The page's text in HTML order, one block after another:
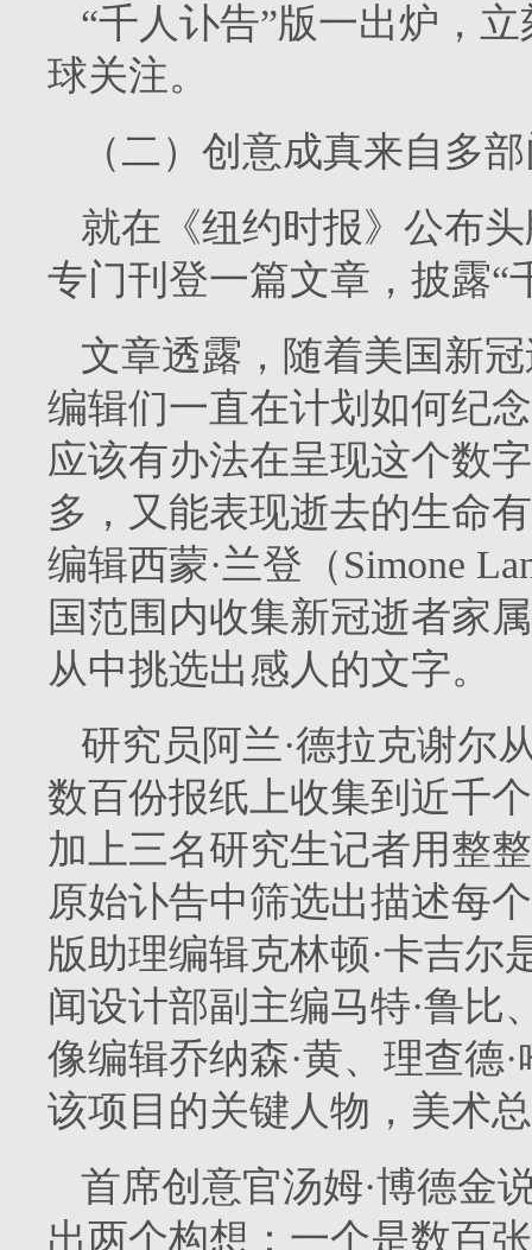
“千人讣告”版一出炉，
球关注。
（二）创意成真来自多
就在《纽约时报》公布
专门刊登一篇文章，披露“
文章透露，随着美国新
编辑们一直在计划如何纪
应该有办法在呈现这个数
多，又能表现逝去的生命
编辑西蒙·兰登（Simone
国范围内收集新冠逝者家
从中挑选出感人的文字。
研究员阿兰·德拉克谢尔
数百份报纸上收集到近千
加上三名研究生记者用整
原始讣告中筛选出描述每
版助理编辑克林顿·卡吉尔
闻设计部副主编马特·鲁比
像编辑乔纳森·黄、理查德
该项目的关键人物，美术
首席创意官汤姆·博德金
出两个构想：一个是数百